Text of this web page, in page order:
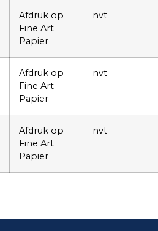
Afdruk op
Fine Art
Papier
nvt
Afdruk op
Fine Art
Papier
nvt
Afdruk op
Fine Art
Papier
nvt